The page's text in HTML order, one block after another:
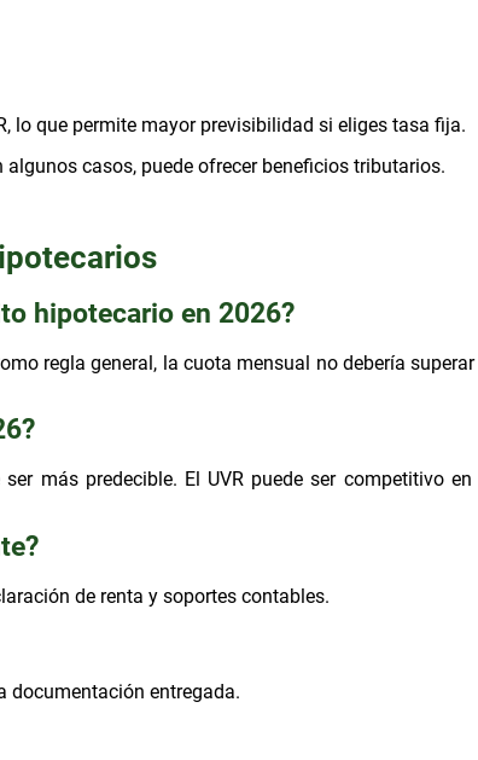
lo que permite mayor previsibilidad si eliges tasa fija.
casos, puede ofrecer beneficios tributarios.
hipotecario en 2026?
regla general, la cuota mensual no debería superar
más predecible. El UVR puede ser competitivo en
de renta y soportes contables.
documentación entregada.